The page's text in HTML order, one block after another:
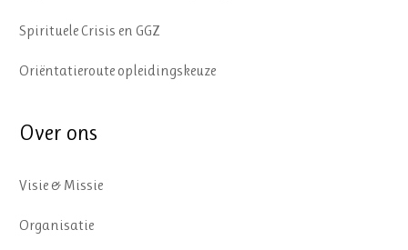
Spirituele Crisis en GGZ
Oriëntatieroute opleidingskeuze
Over ons
Visie & Missie
Organisatie